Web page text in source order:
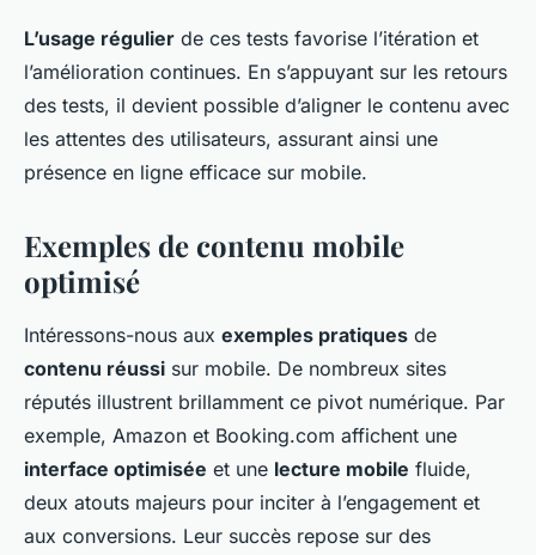
L’usage régulier de ces tests favorise l’itération et
l’amélioration continues. En s’appuyant sur les retours
des tests, il devient possible d’aligner le contenu avec
les attentes des utilisateurs, assurant ainsi une
présence en ligne efficace sur mobile.
Exemples de contenu mobile
optimisé
Intéressons-nous aux exemples pratiques de
contenu réussi sur mobile. De nombreux sites
réputés illustrent brillamment ce pivot numérique. Par
exemple, Amazon et Booking.com affichent une
interface optimisée et une lecture mobile fluide,
deux atouts majeurs pour inciter à l’engagement et
aux conversions. Leur succès repose sur des